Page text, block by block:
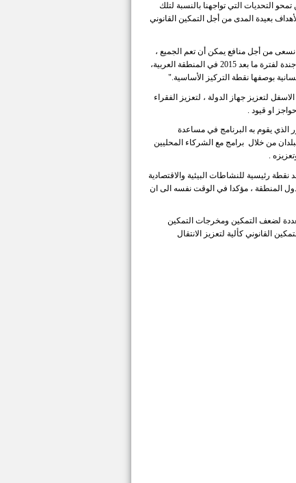
التحديات التي تواجهنا بالنسبة لتلك
بعيدة المدى من أجل التمكين القانوني
نسعى من أجل منافع يمكن أن تعم الجميع ،
منافع لتعزيز الفرص، والعيش بكرامة. والتمتع بالسلم الذي يترافق مع الأمن ، اذ يتعين على أي أجندة لفترة ما بعد 2015 في المنطقة العربية،
بوصفها نقطة التركيز الأساسية."
لتعزيز جهاز الدولة ، لتعزيز الفقراء
او قيود .
الذي يقوم به البرنامج في مساعدة
من خلال برامج مع الشركاء المحليين
.
رئيسية للنشاطات البيئية والاقتصادية
المنطقة ، مؤكدا في الوقت نفسه الى ان
لضعف التمكين ومخرجات التمكين
القانوني كألية لتعزيز الانتقال